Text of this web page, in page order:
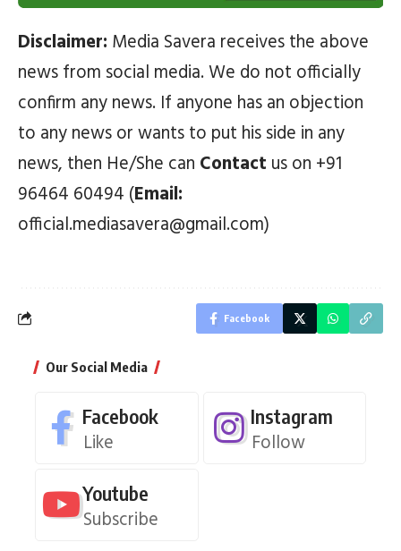
Disclaimer: Media Savera receives the above
news from social media. We do not officially
confirm any news. If anyone has an objection
to any news or wants to put his side in any
news, then He/She can Contact us on +91
96464 60494 (Email:
official.mediasavera@gmail.com)
Facebook
Our Social Media
Facebook
Like
Instagram
Follow
Youtube
Subscribe